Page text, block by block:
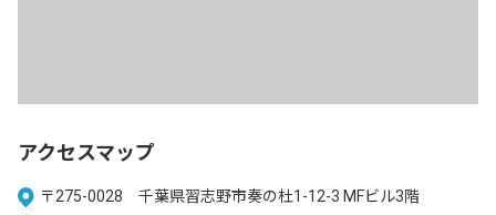
アクセスマップ
〒275-0028 千葉県習志野市奏の杜1-12-3 MFビル3階